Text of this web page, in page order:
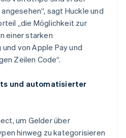
sagt Huckle und
„die Möglichkeit zur
einer starken
von Apple Pay und
Zeilen Code“.
und automatisierter
um Gelder über
hinweg zu kategorisieren
English